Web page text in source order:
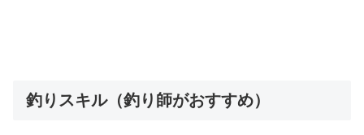
釣りスキル（釣り師がおすすめ）